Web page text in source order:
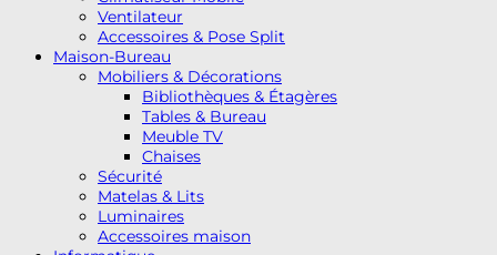
Ventilateur
Accessoires & Pose Split
Maison-Bureau
Mobiliers & Décorations
Bibliothèques & Étagères
Tables & Bureau
Meuble TV
Chaises
Sécurité
Matelas & Lits
Luminaires
Accessoires maison